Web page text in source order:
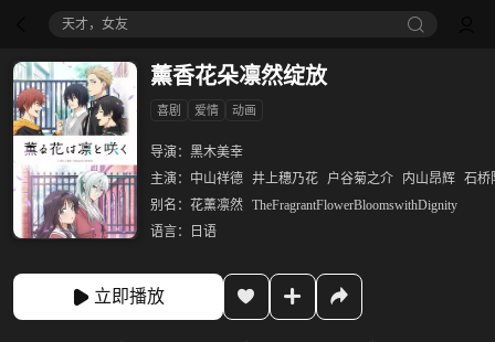
天才，女友
薰香花朵凛然绽放
喜剧 爱情 动画
导演： 黑木美幸
主演： 中山祥德 井上穗乃花 户谷菊之介 内山昂辉 石桥
别名： 花薰凛然 TheFragrantFlowerBloomswithDignity
语言：
日语
立即播放